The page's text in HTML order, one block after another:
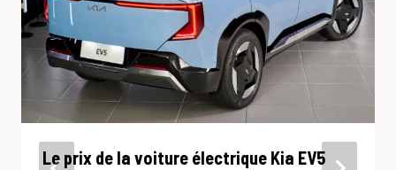
Le prix de la voiture électrique Kia EV5